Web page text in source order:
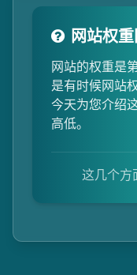
网站权
网站的权重是
是有时候网站
今天为您介绍
高低。
这几个方